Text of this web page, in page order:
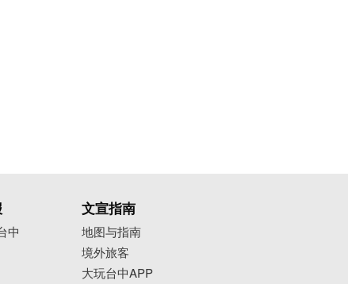
中
文宣指南
地图与指南
境外旅客
大玩台中APP